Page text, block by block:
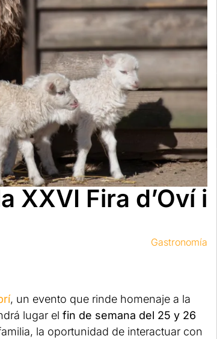
XXVI Fira d’Oví i
Gastronomía
, un evento que rinde homenaje a la
lugar el fin de semana del 25 y 26
la oportunidad de interactuar con